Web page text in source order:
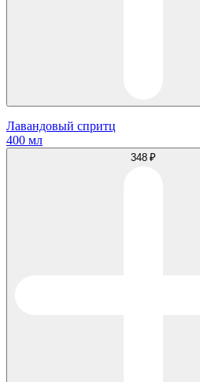
Лавандовый спритц
400 мл
348 ₽